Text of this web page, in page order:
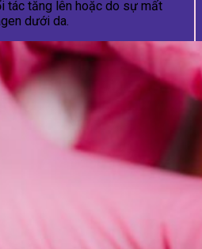
tác tăng lên hoặc do sự mất
dưới da.